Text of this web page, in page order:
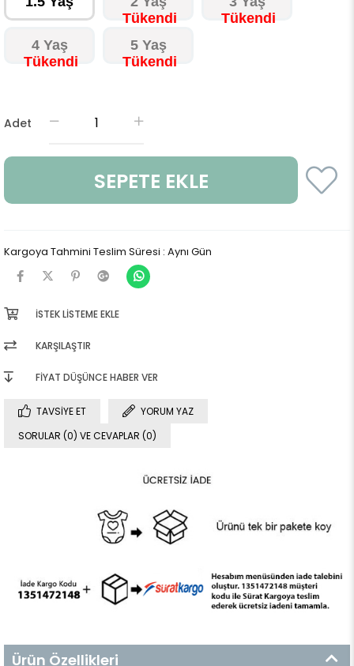
4 Yaş 5 Yaş
Adet
Kargoya Tahmini Teslim Süresi : Aynı Gün
İSTEK LISTEME EKLE
KARŞILAŞTIR
FIYAT DÜŞÜNCE HABER VER
TAVSIYE ET
YORUM YAZ
SORULAR (0) VE CEVAPLAR (0)
Ürün Özellikleri